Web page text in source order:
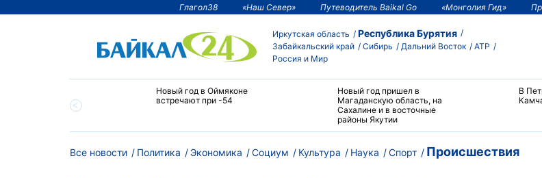
Глагол38 «Наш Север» Путеводитель Baikal Go «Монголия Гид»
Иркутская область Республика Бурятия
Забайкальский край Сибирь Дальний Восток
АТР
Россия и Мир
Новый год в Оймяконе
встречают при -54
Новый год пришел в
Магаданскую область, на
Сахалине и в восточные
районы Якутии
В
Все новости Политика Экономика Социум Культура Наука Спорт Происшествия